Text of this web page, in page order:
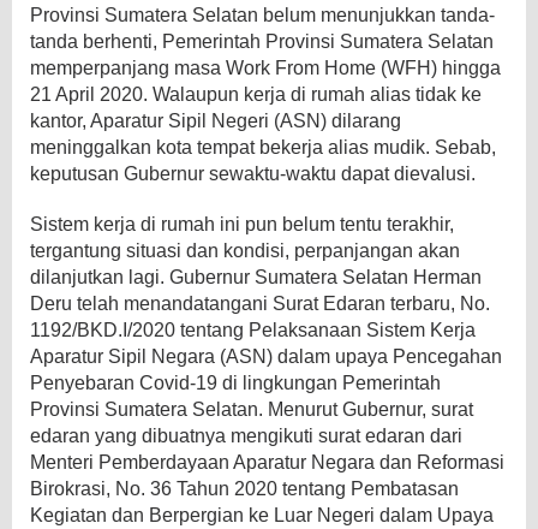
Provinsi Sumatera Selatan belum menunjukkan tanda-
tanda berhenti, Pemerintah Provinsi Sumatera Selatan
memperpanjang masa Work From Home (WFH) hingga
21 April 2020. Walaupun kerja di rumah alias tidak ke
kantor, Aparatur Sipil Negeri (ASN) dilarang
meninggalkan kota tempat bekerja alias mudik. Sebab,
keputusan Gubernur sewaktu-waktu dapat dievalusi.
Sistem kerja di rumah ini pun belum tentu terakhir,
tergantung situasi dan kondisi, perpanjangan akan
dilanjutkan lagi. Gubernur Sumatera Selatan Herman
Deru telah menandatangani Surat Edaran terbaru, No.
1192/BKD.I/2020 tentang Pelaksanaan Sistem Kerja
Aparatur Sipil Negara (ASN) dalam upaya Pencegahan
Penyebaran Covid-19 di lingkungan Pemerintah
Provinsi Sumatera Selatan. Menurut Gubernur, surat
edaran yang dibuatnya mengikuti surat edaran dari
Menteri Pemberdayaan Aparatur Negara dan Reformasi
Birokrasi, No. 36 Tahun 2020 tentang Pembatasan
Kegiatan dan Berpergian ke Luar Negeri dalam Upaya